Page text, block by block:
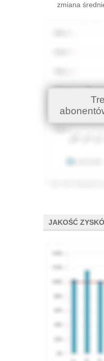
zmiana
JAKOŚĆ